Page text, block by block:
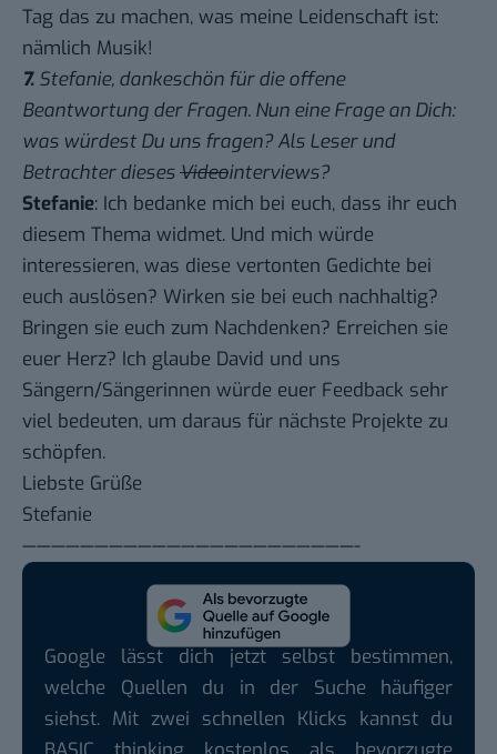
Tag das zu machen, was meine Leidenschaft ist:
nämlich Musik!
7. Stefanie, dankeschön für die offene
Beantwortung der Fragen. Nun eine Frage an Dich:
was würdest Du uns fragen? Als Leser und
Betrachter diesesVideointerviews?
Stefanie: Ich bedanke mich bei euch, dass ihr euch
diesem Thema widmet. Und mich würde
interessieren, was diese vertonten Gedichte bei
euch auslösen? Wirken sie bei euch nachhaltig?
Bringen sie euch zum Nachdenken? Erreichen sie
euer Herz? Ich glaube David und uns
Sängern/Sängerinnen würde euer Feedback sehr
viel bedeuten, um daraus für nächste Projekte zu
schöpfen.
Liebste Grüße
Stefanie
———————————————————————-
Google lässt dich jetzt selbst bestimmen,
welche Quellen du in der Suche häufiger
siehst. Mit zwei schnellen Klicks kannst du